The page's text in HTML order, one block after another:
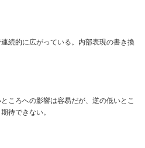
続的に広がっている。内部表現の書き換
ころへの影響は容易だが、逆の低いとこ
待できない。